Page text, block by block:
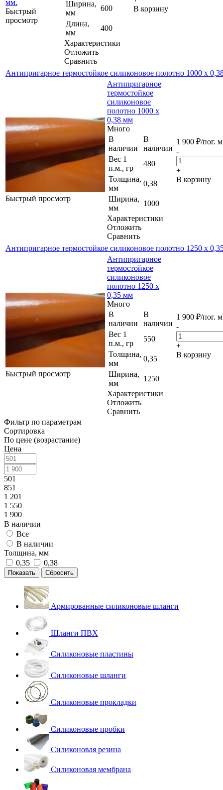
Быстрый
просмотр
Ширина,
мм
600
Длина,
мм
400
Характеристики
Отложить
Сравнить
В корзину
Антипригарное термостойкое силиконовое полотно 1000 х
Быстрый просмотр
Антипригарное
термостойкое
силиконовое
полотно 1000 х
0,38 мм
Много
В
наличии
В
наличии
Вес 1
п.м., гр
480
Толщина,
мм
0,38
Ширина,
мм
1000
Характеристики
Отложить
Сравнить
1 900 ₽/пог. м
-
+
В корзину
Антипригарное термостойкое силиконовое полотно 1250 х
Быстрый просмотр
Антипригарное
термостойкое
силиконовое
полотно 1250 х
0,35 мм
Много
В
наличии
В
наличии
Вес 1
п.м., гр
550
Толщина,
мм
0,35
Ширина,
мм
1250
Характеристики
Отложить
Сравнить
1 900 ₽/пог. м
-
+
В корзину
Фильтр по параметрам
Сортировка
По цене (возрастание)
Цена
501
851
1 201
1 550
1 900
В наличии
Все
В наличии
Толщина, мм
0,35
0,38
Сбросить
Армированные силиконовые шланги
Шланги ПВХ
Силиконовые пластины
Силиконовые шланги
Силиконовые прокладки
Силиконовые пробки
Силиконовая резина
Силиконовая мембрана